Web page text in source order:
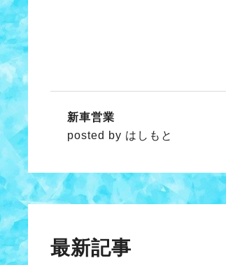
新車営業
posted by はしもと
最新記事